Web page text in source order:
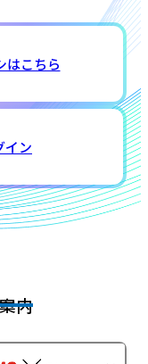
はこちら
イン
内